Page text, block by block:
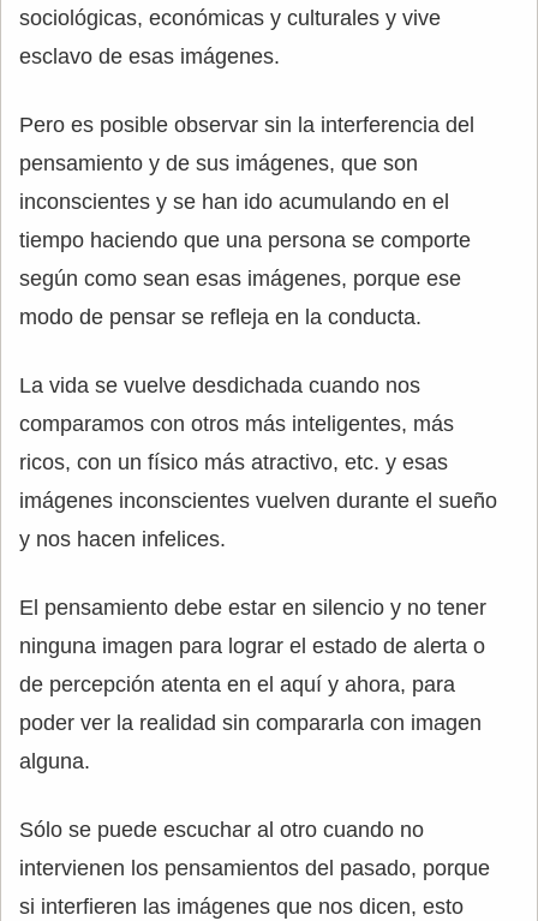
sociológicas, económicas y culturales y vive
esclavo de esas imágenes.
Pero es posible observar sin la interferencia del
pensamiento y de sus imágenes, que son
inconscientes y se han ido acumulando en el
tiempo haciendo que una persona se comporte
según como sean esas imágenes, porque ese
modo de pensar se refleja en la conducta.
La vida se vuelve desdichada cuando nos
comparamos con otros más inteligentes, más
ricos, con un físico más atractivo, etc. y esas
imágenes inconscientes vuelven durante el sueño
y nos hacen infelices.
El pensamiento debe estar en silencio y no tener
ninguna imagen para lograr el estado de alerta o
de percepción atenta en el aquí y ahora, para
poder ver la realidad sin compararla con imagen
alguna.
Sólo se puede escuchar al otro cuando no
intervienen los pensamientos del pasado, porque
si interfieren las imágenes que nos dicen, esto